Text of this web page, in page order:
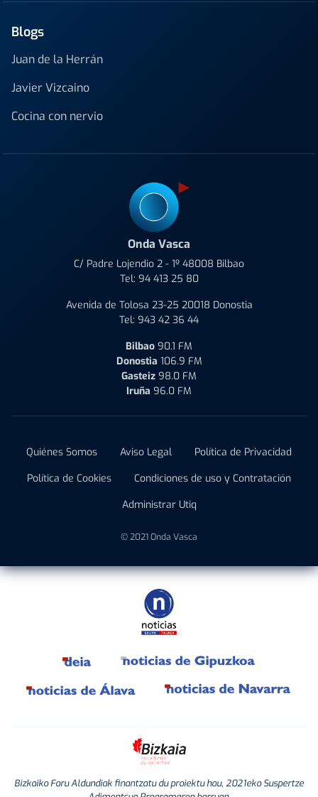
Blogs
Juan de la Herrán
Javier Vizcaino
Cocina con nervio
Onda Vasca
C/ Padre Lojendio 2 - 1º 48008 Bilbao
Tel: 94 413 25 80
Avenida de Tolosa 23-25 20018 Donostia
Tel: 943 42 36 44
Bilbao 90.1 FM
Donostia 106.9 FM
Gasteiz 98.0 FM
Iruña 96.0 FM
Quiénes Somos Aviso Legal
Política de Privacidad
Política de Cookies
Condiciones de uso y Contratación
Administrar Utiq
© 2021 Onda Vasca
Bizkaiko Foru Aldundiak finantzatu du proiektu hau, 2021eko Suspertze